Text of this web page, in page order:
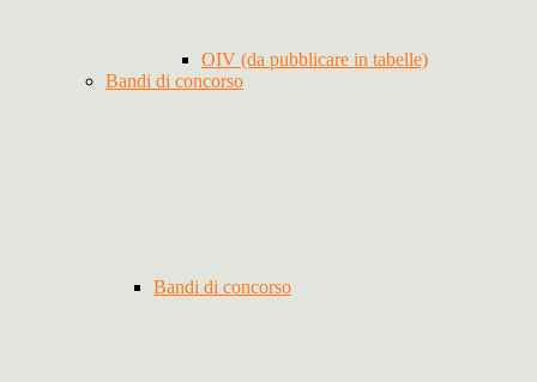
OIV (da pubblicare in tabelle)
Bandi di concorso
Bandi di concorso